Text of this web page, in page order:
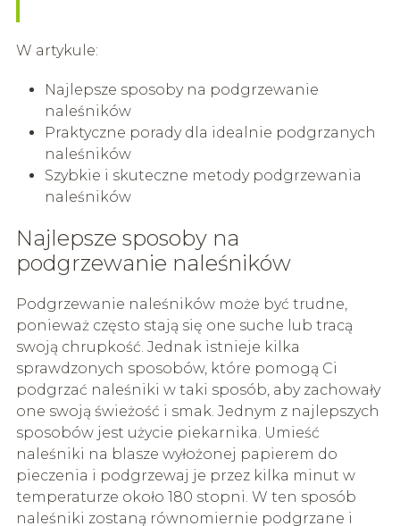
W artykule:
Najlepsze sposoby na podgrzewanie
naleśników
Praktyczne porady dla idealnie podgrzanych
naleśników
Szybkie i skuteczne metody podgrzewania
naleśników
Najlepsze sposoby na
podgrzewanie naleśników
Podgrzewanie naleśników może być trudne,
ponieważ często stają się one suche lub tracą
swoją chrupkość. Jednak istnieje kilka
sprawdzonych sposobów, które pomogą Ci
podgrzać naleśniki w taki sposób, aby zachowały
one swoją świeżość i smak. Jednym z najlepszych
sposobów jest użycie piekarnika. Umieść
naleśniki na blasze wyłożonej papierem do
pieczenia i podgrzewaj je przez kilka minut w
temperaturze około 180 stopni. W ten sposób
naleśniki zostaną równomiernie podgrzane i